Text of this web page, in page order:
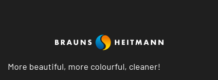
More beautiful, more colourful, cleaner!